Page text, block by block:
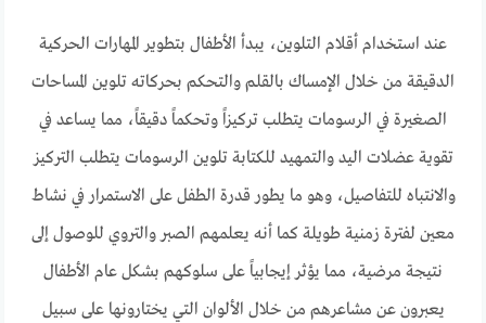
عند استخدام أقلام التلوين، يبدأ الأطفال بتطوير المهارات الحركية
الدقيقة من خلال الإمساك بالقلم والتحكم بحركاته تلوين المساحات
الصغيرة في الرسومات يتطلب تركيزاً وتحكماً دقيقاً، مما يساعد في
تقوية عضلات اليد والتمهيد للكتابة تلوين الرسومات يتطلب التركيز
والانتباه للتفاصيل، وهو ما يطور قدرة الطفل على الاستمرار في نشاط
معين لفترة زمنية طويلة كما أنه يعلمهم الصبر والتروي للوصول إلى
نتيجة مرضية، مما يؤثر إيجابياً على سلوكهم بشكل عام الأطفال
يعبرون عن مشاعرهم من خلال الألوان التي يختارونها على سبيل